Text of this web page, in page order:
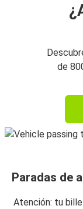
de
Paradas de
Atención: tu